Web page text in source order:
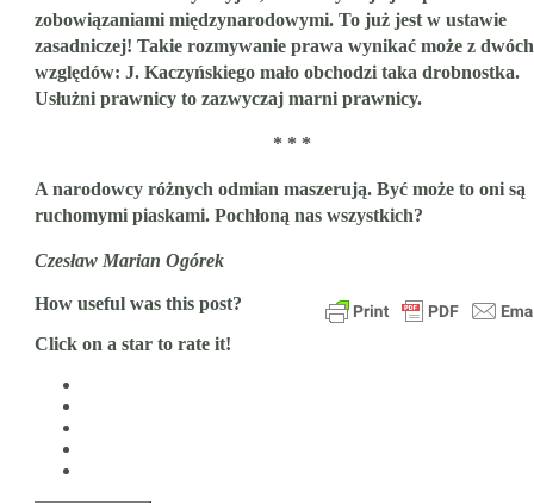
zobowiązaniami międzynarodowymi. To już jest w ustawie
zasadniczej! Takie rozmywanie prawa wynikać może z dwóch
względów: J. Kaczyńskiego mało obchodzi taka drobnostka.
Usłużni prawnicy to zazwyczaj marni prawnicy.
* * *
A narodowcy różnych odmian maszerują. Być może to oni są
ruchomymi piaskami. Pochłoną nas wszystkich?
Czesław Marian Ogórek
How useful was this post?
Click on a star to rate it!